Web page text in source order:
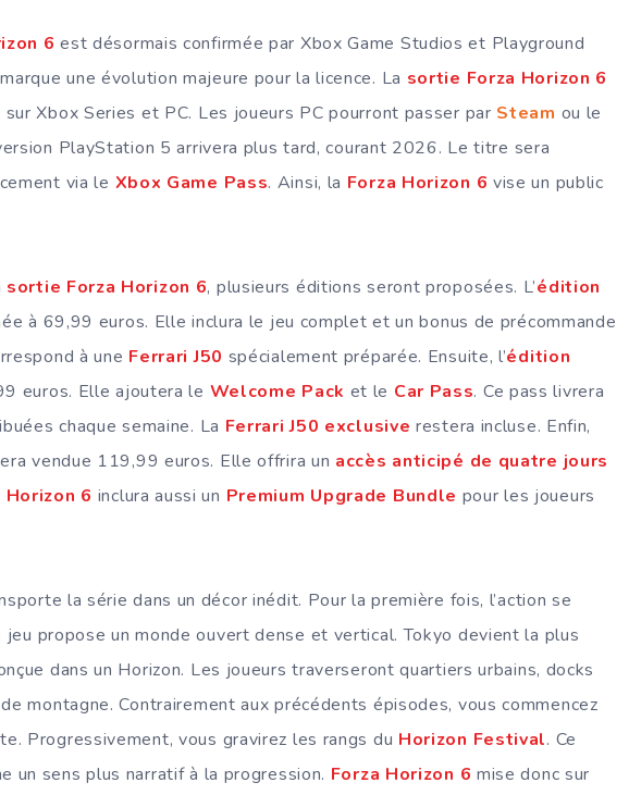
6 est désormais confirmée par Xbox Game Studios et Playground
une évolution majeure pour la licence. La sortie Forza Horizon 6
Xbox Series et PC. Les joueurs PC pourront passer par Steam ou le
PlayStation 5 arrivera plus tard, courant 2026. Le titre sera
via le Xbox Game Pass. Ainsi, la Forza Horizon 6 vise un public
sortie Forza Horizon 6, plusieurs éditions seront proposées. L’édition
à 69,99 euros. Elle inclura le jeu complet et un bonus de précommande
à une Ferrari J50 spécialement préparée. Ensuite, l’édition
euros. Elle ajoutera le Welcome Pack et le Car Pass. Ce pass livrera
chaque semaine. La Ferrari J50 exclusive restera incluse. Enfin,
vendue 119,99 euros. Elle offrira un accès anticipé de quatre jours
Horizon 6 inclura aussi un Premium Upgrade Bundle pour les joueurs
la série dans un décor inédit. Pour la première fois, l’action se
jeu propose un monde ouvert dense et vertical. Tokyo devient la plus
dans un Horizon. Les joueurs traverseront quartiers urbains, docks
montagne. Contrairement aux précédents épisodes, vous commencez
Progressivement, vous gravirez les rangs du Horizon Festival. Ce
un sens plus narratif à la progression. Forza Horizon 6 mise donc sur